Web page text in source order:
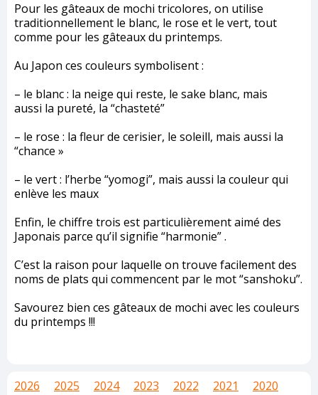
Pour les gâteaux de mochi tricolores, on utilise
traditionnellement le blanc, le rose et le vert, tout
comme pour les gâteaux du printemps.
Au Japon ces couleurs symbolisent :
– le blanc : la neige qui reste, le sake blanc, mais
aussi la pureté, la “chasteté”
– le rose : la fleur de cerisier, le soleill, mais aussi la
“chance »
– le vert : l’herbe “yomogi”, mais aussi la couleur qui
enlève les maux
Enfin, le chiffre trois est particulièrement aimé des
Japonais parce qu’il signifie “harmonie” .
C’est la raison pour laquelle on trouve facilement des
noms de plats qui commencent par le mot “sanshoku”.
Savourez bien ces gâteaux de mochi avec les couleurs
du printemps !!!
2026 2025 2024 2023 2022 2021
2020